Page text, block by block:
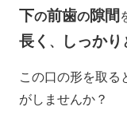
下の前歯の隙間
長く 、 しっかり
この口の形を取る
がしませんか？